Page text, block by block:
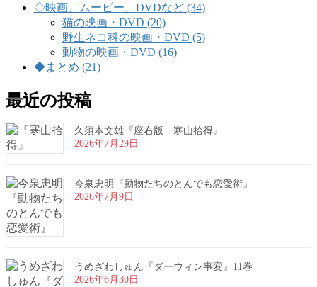
◇映画、ムービー、DVDなど (34)
猫の映画・DVD (20)
野生ネコ科の映画・DVD (5)
動物の映画・DVD (16)
◆まとめ (21)
最近の投稿
久須本文雄『座右版 寒山拾得』
2026年7月29日
今泉忠明『動物たちのとんでも恋愛術』
2026年7月9日
うめざわしゅん『ダーウィン事変』11巻
2026年6月30日